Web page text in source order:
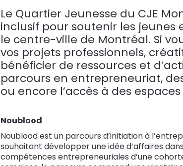
Le Quartier Jeunesse du CJE
inclusif pour soutenir les
le centre-ville de Montréal. Si
vos projets professionnels,
bénéficier de ressources et
parcours en entrepreneuriat,
ou encore l’accès à des
Noublood
Noublood est un parcours d’initiation à
souhaitant développer une idée d’affaires
compétences entrepreneuriales d’une